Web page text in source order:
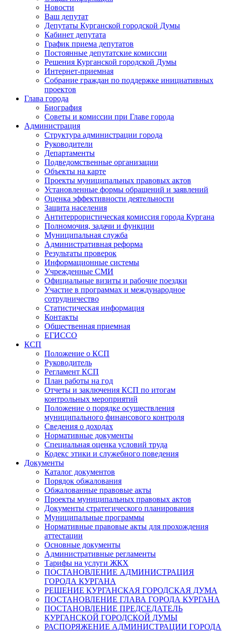
Новости
Ваш депутат
Депутаты Курганской городской Думы
Кабинет депутата
График приема депутатов
Постоянные депутатские комиссии
Решения Курганской городской Думы
Интернет-приемная
Собрание граждан по поддержке инициативных
проектов
Глава города
Биография
Советы и комиссии при Главе города
Администрация
Структура администрации города
Руководители
Департаменты
Подведомственные организации
Объекты на карте
Проекты муниципальных правовых актов
Установленные формы обращений и заявлений
Оценка эффективности деятельности
Защита населения
Антитеррористическая комиссия города Кургана
Полномочия, задачи и функции
Муниципальная служба
Административная реформа
Результаты проверок
Информационные системы
Учрежденные СМИ
Официальные визиты и рабочие поездки
Участие в программах и международное
сотрудничество
Статистическая информация
Контакты
Общественная приемная
ЕГИССО
КСП
Положение о КСП
Руководитель
Регламент КСП
План работы на год
Отчеты и заключения КСП по итогам
контрольных мероприятий
Положение о порядке осуществления
муниципального финансового контроля
Сведения о доходах
Нормативные документы
Специальная оценка условий труда
Кодекс этики и служебного поведения
Документы
Каталог документов
Порядок обжалования
Обжалованные правовые акты
Проекты муниципальных правовых актов
Документы стратегического планирования
Муниципальные программы
Нормативные правовые акты для прохождения
аттестации
Основные документы
Административные регламенты
Тарифы на услуги ЖКХ
ПОСТАНОВЛЕНИЕ АДМИНИСТРАЦИЯ
ГОРОДА КУРГАНА
РЕШЕНИЕ КУРГАНСКАЯ ГОРОДСКАЯ ДУМА
ПОСТАНОВЛЕНИЕ ГЛАВА ГОРОДА КУРГАНА
ПОСТАНОВЛЕНИЕ ПРЕДСЕДАТЕЛЬ
КУРГАНСКОЙ ГОРОДСКОЙ ДУМЫ
РАСПОРЯЖЕНИЕ АДМИНИСТРАЦИИ ГОРОДА